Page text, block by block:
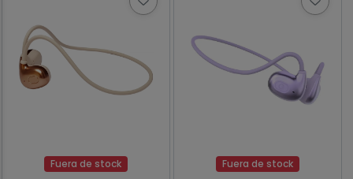
Fuera de stock Fuera de stock